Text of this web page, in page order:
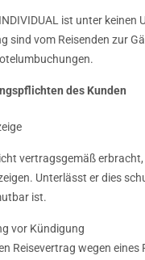
ist unter
sind vom Reisenden zur
des Kunden
vertragsgemäß
Unterlässt er dies
ist.
vor Kündigung
Reisevertrag wegen